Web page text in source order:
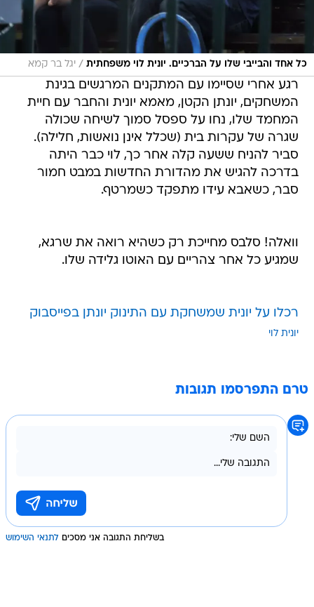
כל אחד והבייבי שלו על הברכיים. יונית לוי משפחתית / יגל בר קמא
רגע אחרי שסיימו עם המתקנים המרגשים בגינת
המשחקים, יונתן הקטן, מאמא יונית והחבר עם חיית
המחמד שלו, נחו על ספסל סמוך לשיחה שכולה
שגרה של עקרות בית (שכלל אינן נואשות, חלילה).
סביר להניח ששעה קלה אחר כך, לוי כבר היתה
בדרכה להגיש את מהדורת החדשות במבט חמור
סבר, כשאבא עידו מתפקד כשמרטף.
וואלה! סלבס מחייכת רק כשהיא רואה את שרגא,
שמגיע כל אחר צהריים עם האוטו גלידה שלו.
רכלו על יונית שמשחקת עם התינוק יונתן בפייסבוק
יונית לוי
טרם התפרסמו תגובות
בשליחת התגובה אני מסכים לתנאי השימוש